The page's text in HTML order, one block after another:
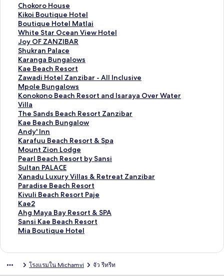
Chokoro House
ลิ
ง
ก์
ม
า
ต
ร
ฐ
า
น
สำ
ห
รั
บ
C
h
o
k
o
r
o
H
o
u
s
e
Kikoi Boutique Hotel
ลิ
ง
ก์
ม
า
ต
ร
ฐ
า
น
สำ
ห
รั
บ
K
i
k
o
i
B
o
u
t
i
q
t
Boutique Hotel Matlai
ลิ
ง
ก์
ม
า
ต
ร
ฐ
า
น
สำ
ห
รั
บ
B
o
u
t
i
q
u
e
H
o
M
a
White Star Ocean View Hotel
ลิ
ง
ก์
ม
า
ต
ร
ฐ
า
น
สำ
ห
รั
บ
W
h
i
t
e
S
t
a
r
n
Joy OF ZANZIBAR
ลิ
ง
ก์
ม
า
ต
ร
ฐ
า
น
สำ
ห
รั
บ
J
o
y
O
F
Z
A
N
R
Shukran Palace
ลิ
ง
ก์
ม
า
ต
ร
ฐ
า
น
สำ
ห
รั
บ
S
h
u
k
r
a
n
c
Karanga Bungalows
ลิ
ง
ก์
ม
า
ต
ร
ฐ
า
น
สำ
ห
รั
บ
K
a
r
a
n
g
g
Kae Beach Resort
ลิ
ง
ก์
ม
า
ต
ร
ฐ
า
น
สำ
ห
รั
บ
K
a
e
B
e
e
Zawadi Hotel Zanzibar - All Inclusive
ลิ
ง
ก์
ม
า
ต
ร
ฐ
า
น
สำ
ห
รั
บ
Z
a
w
a
t
Mpole Bungalows
ลิ
ง
ก์
ม
า
ต
ร
ฐ
า
น
สำ
ห
รั
บ
M
p
o
n
Konokono Beach Resort and Isaraya Over Water
Villa
ลิ
ง
ก์
ม
า
ต
ร
ฐ
า
น
สำ
ห
รั
บ
K
o
n
The Sands Beach Resort Zanzibar
ลิ
ง
ก์
ม
า
ต
ร
ฐ
า
น
สำ
ห
รั
บ
a
Kae Beach Bungalow
ลิ
ง
ก์
ม
า
ต
ร
ฐ
า
น
สำ
ห
รั
B
Andy' Inn
ลิ
ง
ก์
ม
า
ต
ร
ฐ
า
น
สำ
ห
d
Karafuu Beach Resort & Spa
ลิ
ง
ก์
ม
า
ต
ร
ฐ
า
น
สำ
a
Mount Zion Lodge
ลิ
ง
ก์
ม
า
ต
ร
ฐ
า
น
M
Pearl Beach Resort by Sansi
ลิ
ง
ก์
ม
า
ต
ร
ฐ
า
บ
Sultan PALACE
ลิ
ง
ก์
ม
า
ต
ร
ฐ
รั
Xanadu Luxury Villas & Retreat Zanzibar
ลิ
ง
ก์
ม
า
ต
ร
สำ
ห
Paradise Beach Resort
ลิ
ง
ก์
ม
า
ต
สำ
Kivuli Beach Resort Paje
ลิ
ง
ก์
ม
า
น
Kae2
ลิ
ง
ก์
ม
า
Ahg Maya Bay Resort & SPA
ลิ
ง
ก์
ฐ
Sansi Kae Beach Resort
ลิ
ง
ร
Mia Boutique Hotel
ลิ
ต
โรงแรมใน Michamvi จัว รีทรีท